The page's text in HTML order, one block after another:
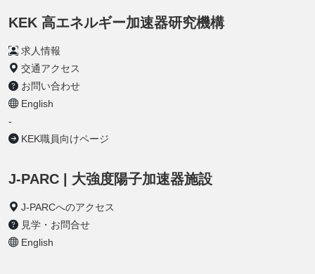
KEK 高エネルギー加速器研究機構
求人情報
交通アクセス
お問い合わせ
English
-
KEK職員向けページ
J-PARC | 大強度陽子加速器施設
J-PARCへのアクセス
見学・お問合せ
English